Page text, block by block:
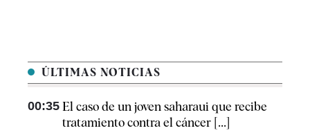
ÚLTIMAS NOTICIAS
00:35 El caso de un joven saharaui que recibe
tratamiento contra el cáncer [...]